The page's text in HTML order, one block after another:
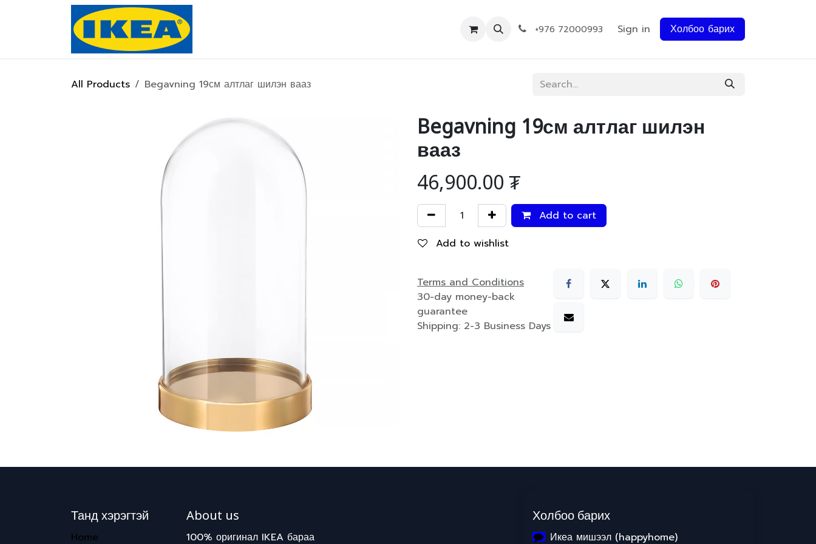
Skip to Content
+976 72000993 Sign in Холбоо барих
All Products Begavning 19см алтлаг шилэн вааз
Begavning 19см алтлаг шилэн
вааз
46,900.00₮
Add to cart
Add to wishlist
Terms and Conditions
30-day money-back
guarantee
Shipping: 2-3 Business Days
Танд хэрэгтэй
Home
About us
100% оригинал IKEA бараа
Холбоо барих
Икеа мишээл (happyhome)